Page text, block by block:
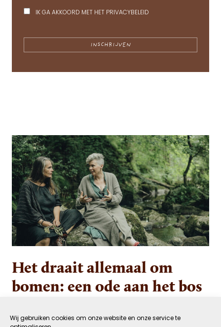
Wij gebruiken cookies om onze website en onze service te
IK GA AKKOORD MET HET PRIVACYBELEID
Het draait allemaal om
bomen: een ode aan het bos
DOOR GASTAUTEUR